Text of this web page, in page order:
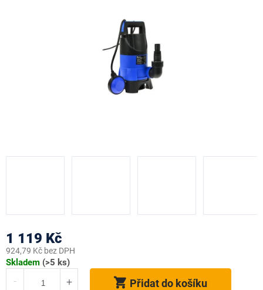
1 119 Kč
924,79 Kč bez DPH
Měrná
Skladem (>5 ks)
Přidat do košíku